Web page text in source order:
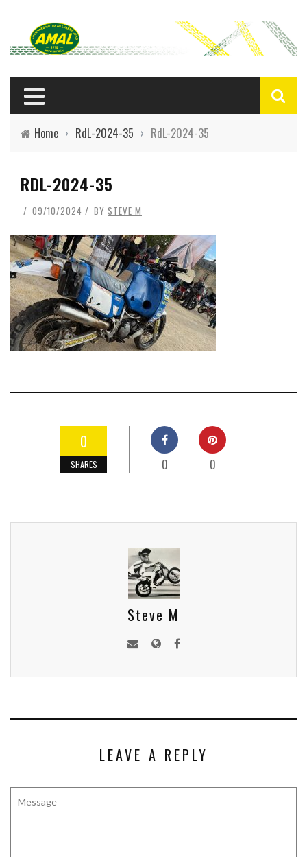
Home › RdL-2024-35 › RdL-2024-35
RDL-2024-35
09/10/2024 BY STEVE M
0
SHARES 0 0
Steve M
LEAVE A REPLY